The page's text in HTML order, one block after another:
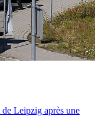
Leipzig après une